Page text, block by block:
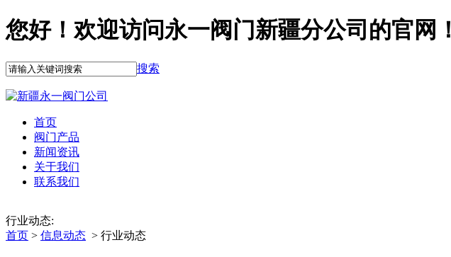
您好！欢迎访问永一阀门新疆分公司的官网！
搜索
首页
阀门产品
新闻资讯
关于我们
联系我们
行业动态:
首页 > 信息动态 > 行业动态